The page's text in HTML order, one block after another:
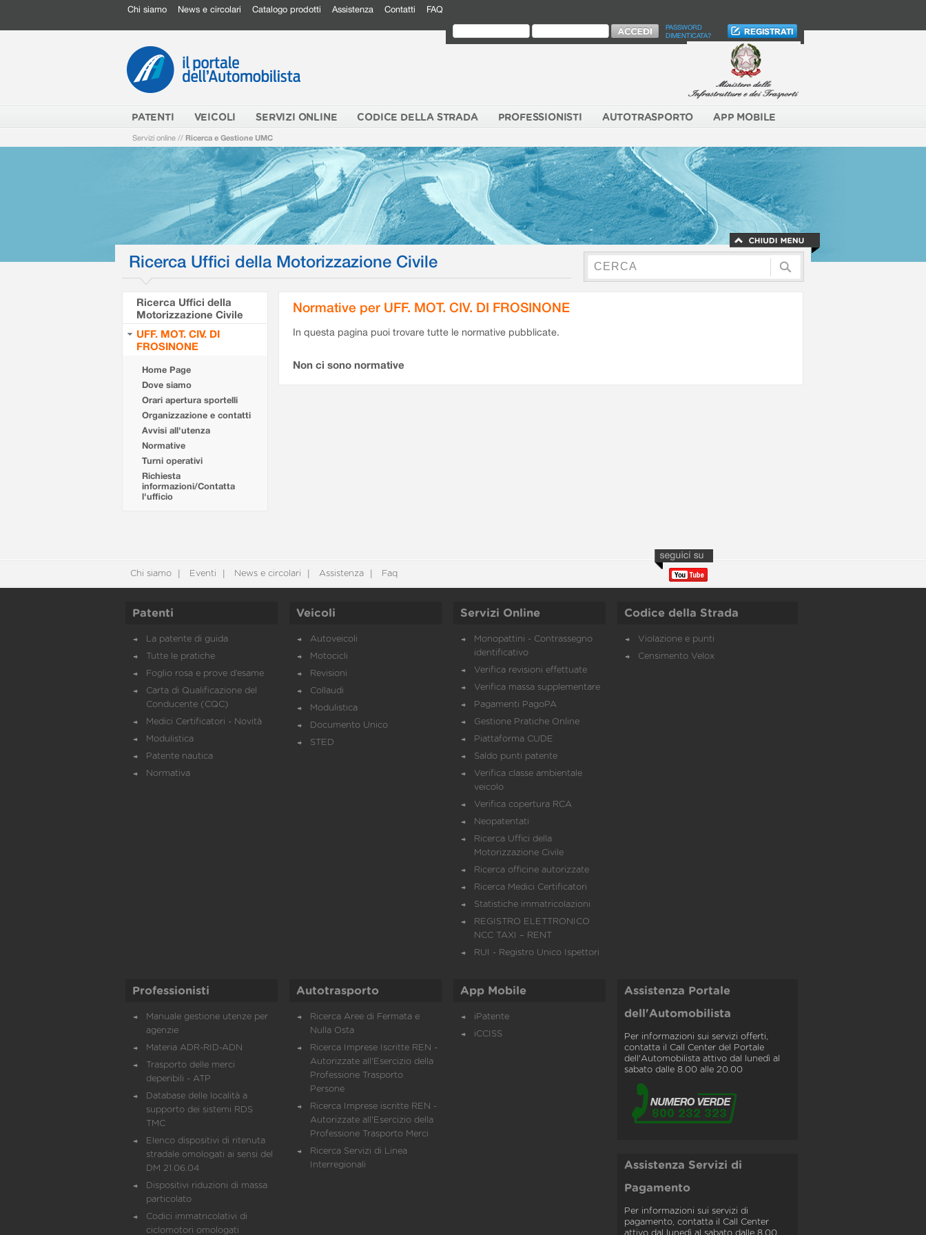
Chi siamo News e circolari Catalogo prodotti Assistenza Contatti FAQ
PASSWORD
DIMENTICATA?
PATENTI VEICOLI SERVIZI ONLINE CODICE DELLA STRADA PROFESSIONISTI AUTOTRASPORTO APP MOBILE
Servizi online // Ricerca e Gestione UMC
Ricerca Uffici della Motorizzazione Civile
Ricerca Uffici della
Motorizzazione Civile
UFF. MOT. CIV. DI
FROSINONE
Home Page
Dove siamo
Orari apertura sportelli
Organizzazione e contatti
Avvisi all'utenza
Normative
Turni operativi
Richiesta
informazioni/Contatta
l'ufficio
Normative per UFF. MOT. CIV. DI FROSINONE
In questa pagina puoi trovare tutte le normative pubblicate.
Non ci sono normative
Chi siamo Eventi News e circolari Assistenza Faq
Patenti
La patente di guida
Tutte le pratiche
Foglio rosa e prove d’esame
Carta di Qualificazione del
Conducente (CQC)
Medici Certificatori - Novità
Modulistica
Patente nautica
Normativa
Veicoli
Autoveicoli
Motocicli
Revisioni
Collaudi
Modulistica
Documento Unico
STED
Servizi Online
Monopattini - Contrassegno
identificativo
Verifica revisioni effettuate
Verifica massa supplementare
Pagamenti PagoPA
Gestione Pratiche Online
Piattaforma CUDE
Saldo punti patente
Verifica classe ambientale
veicolo
Verifica copertura RCA
Neopatentati
Ricerca Uffici della
Motorizzazione Civile
Ricerca officine autorizzate
Ricerca Medici Certificatori
Statistiche immatricolazioni
REGISTRO ELETTRONICO
NCC TAXI – RENT
RUI - Registro Unico Ispettori
Codice della Strada
Violazione e punti
Censimento Velox
Professionisti
Manuale gestione utenze per
agenzie
Materia ADR-RID-ADN
Trasporto delle merci
deperibili - ATP
Database delle località a
supporto dei sistemi RDS
TMC
Elenco dispositivi di ritenuta
stradale omologati ai sensi del
DM 21.06.04
Dispositivi riduzioni di massa
particolato
Codici immatricolativi di
ciclomotori omologati
Autotrasporto
Ricerca Aree di Fermata e
Nulla Osta
Ricerca Imprese Iscritte REN -
Autorizzate all'Esercizio della
Professione Trasporto
Persone
Ricerca Imprese iscritte REN -
Autorizzate all'Esercizio della
Professione Trasporto Merci
Ricerca Servizi di Linea
Interregionali
App Mobile
iPatente
iCCISS
Assistenza Portale
dell'Automobilista
Per informazioni sui servizi offerti,
contatta il Call Center del Portale
dell'Automobilista attivo dal lunedì al
sabato dalle 8.00 alle 20.00
Assistenza Servizi di
Pagamento
Per informazioni sui servizi di
pagamento, contatta il Call Center